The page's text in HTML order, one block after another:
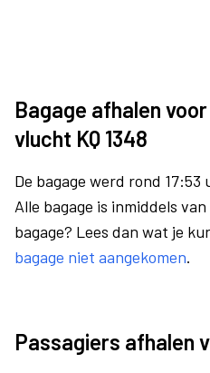
Bagage afhalen
vlucht KQ 1348
De bagage werd rond
Alle bagage is inmiddels
bagage? Lees dan wat je
bagage niet aangekomen.
Passagiers afhalen